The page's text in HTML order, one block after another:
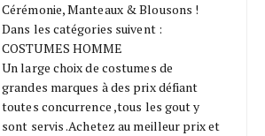
Cérémonie, Manteaux & Blousons !
Dans les catégories suivent :
COSTUMES HOMME
Un large choix de costumes de
grandes marques à des prix défiant
toutes concurrence ,tous les gout y
sont servis .Achetez au meilleur prix et